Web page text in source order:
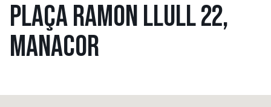
PLAÇA RAMON LLULL 22,
MANACOR